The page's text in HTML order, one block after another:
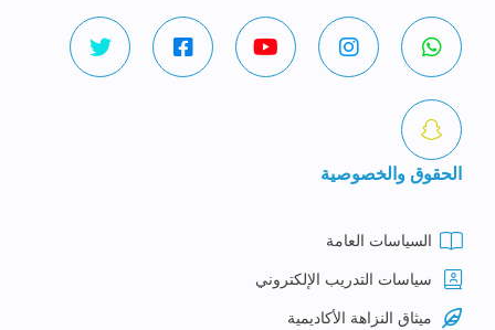
الحقوق والخصوصية
السياسات العامة
سياسات التدريب الإلكتروني
ميثاق النزاهة الأكاديمية